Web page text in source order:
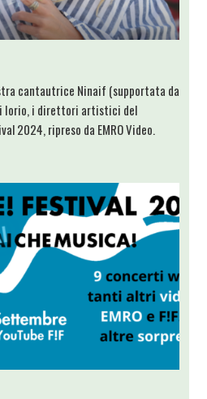
cantautrice Ninaif (supportata da
Iorio, i direttori artistici del
2024, ripreso da EMRO Video.